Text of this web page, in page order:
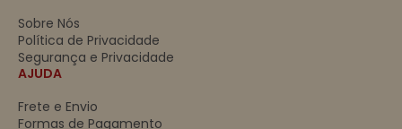
Sobre Nós
Política de Privacidade
Segurança e Privacidade
AJUDA
Frete e Envio
Formas de Pagamento